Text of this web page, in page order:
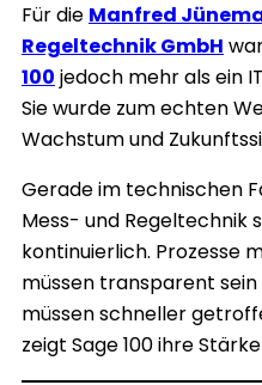
Für die Manfred
Regeltechnik GmbH
100 jedoch mehr als ein
Sie wurde zum echten
Wachstum und
Gerade im technischen
Mess- und Regeltechnik
kontinuierlich. Prozesse
müssen transparent
müssen schneller
zeigt Sage 100 ihre